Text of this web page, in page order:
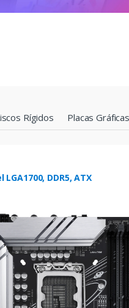
Rígidos Placas Gráficas
DDR5, ATX